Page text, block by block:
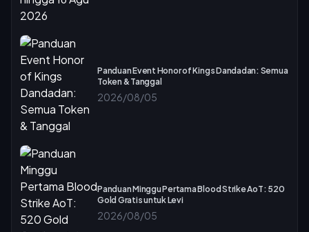
Panduan Event Honor of Kings Dandadan: Semua
Token & Tanggal
2026/08/05
Panduan Minggu Pertama Blood Strike AoT: 520
Gold Gratis untuk Levi
2026/08/05